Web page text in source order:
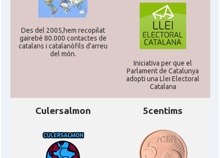
Des del 2005,hem recopilat
gairebé 80.000 contactes de
catalans i catalanòfils d'arreu
del món.
Iniciativa per que el
Parlament de Catalunya
adopti una Llei Electoral
Catalana
Culersalmon 5centims